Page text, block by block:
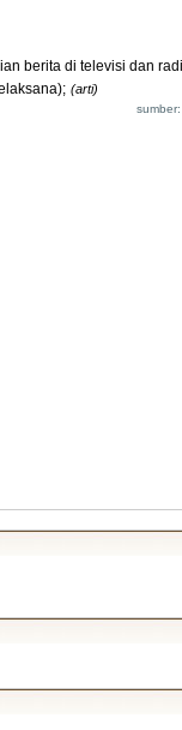
berita di televisi dan
(arti)